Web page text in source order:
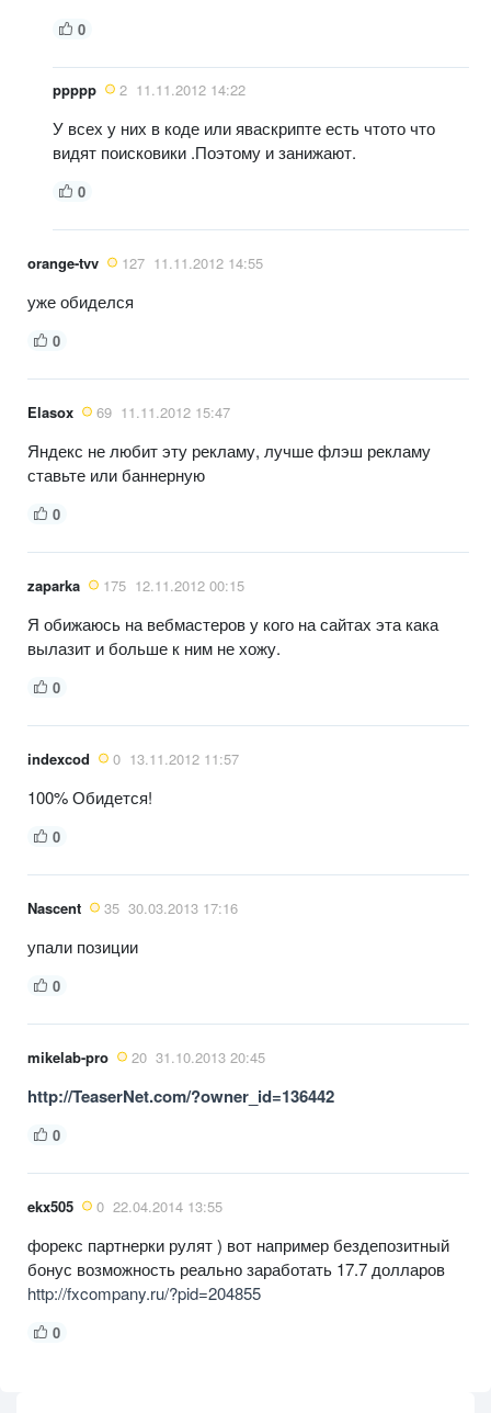
0
ppppp 2 11.11.2012 14:22
У всех у них в коде или яваскрипте есть чтото что
видят поисковики .Поэтому и занижают.
0
orange-tvv 127 11.11.2012 14:55
уже обиделся
0
Elasox 69 11.11.2012 15:47
Яндекс не любит эту рекламу, лучше флэш рекламу
ставьте или баннерную
0
zaparka 175 12.11.2012 00:15
Я обижаюсь на вебмастеров у кого на сайтах эта кака
вылазит и больше к ним не хожу.
0
indexcod 0 13.11.2012 11:57
100% Обидется!
0
Nascent 35 30.03.2013 17:16
упали позиции
0
mikelab-pro 20 31.10.2013 20:45
http://TeaserNet.com/?owner_id=136442
0
ekx505 0 22.04.2014 13:55
форекс партнерки рулят ) вот например бездепозитный
бонус возможность реально заработать 17.7 долларов
http://fxcompany.ru/?pid=204855
0